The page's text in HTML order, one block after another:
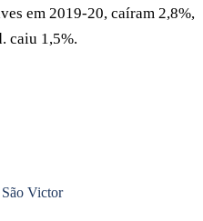
em 2019-20, caíram 2,8%,
caiu 1,5%.